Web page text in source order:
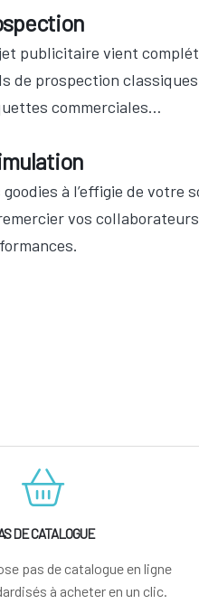
publicitaire vient
de prospection
commerciales…
goodies à l’effigie de votre
vos
DE CATALOGUE
pas de catalogue en ligne
à acheter en un clic.